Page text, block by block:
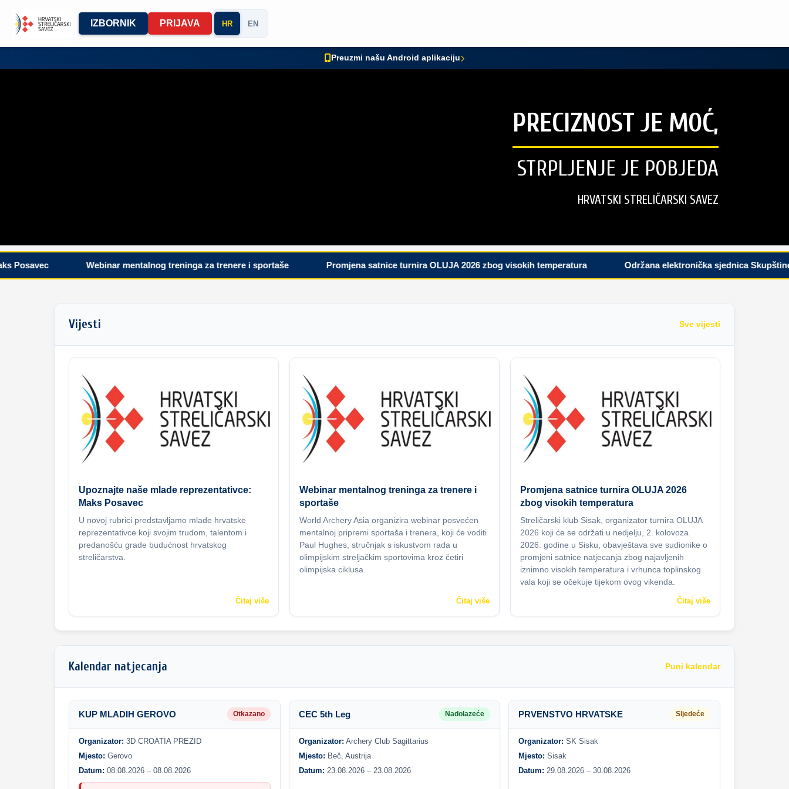
IZBORNIK PRIJAVA HR EN
Preuzmi našu Android aplikaciju
PRECIZNOST JE MOĆ,
STRPLJENJE JE POBJEDA
HRVATSKI STRELIČARSKI SAVEZ
Webinar mentalnog treninga za trenere i sportaše Promjena satnice turnira OLUJA 2026 zbog visokih temperatura Održana elektronička sjednica Skupštine
Vijesti Sve vijesti
Upoznajte naše mlade reprezentativce:
Maks Posavec
U novoj rubrici predstavljamo mlade hrvatske
reprezentativce koji svojim trudom, talentom i
predanošću grade budućnost hrvatskog
streličarstva.
Čitaj više
Webinar mentalnog treninga za trenere i
sportaše
World Archery Asia organizira webinar posvećen
mentalnoj pripremi sportaša i trenera, koji će voditi
Paul Hughes, stručnjak s iskustvom rada u
olimpijskim streljačkim sportovima kroz četiri
olimpijska ciklusa.
Čitaj više
Promjena satnice turnira OLUJA 2026
zbog visokih temperatura
Streličarski klub Sisak, organizator turnira OLUJA
2026 koji će se održati u nedjelju, 2. kolovoza
2026. godine u Sisku, obavještava sve sudionike o
promjeni satnice natjecanja zbog najavljenih
iznimno visokih temperatura i vrhunca toplinskog
vala koji se očekuje tijekom ovog vikenda.
Čitaj više
Kalendar natjecanja Puni kalendar
KUP MLADIH GEROVO Otkazano
Organizator: 3D CROATIA PREZID
Mjesto: Gerovo
Datum: 08.08.2026 – 08.08.2026
CEC 5th Leg Nadolazeće
Organizator: Archery Club Sagittarius
Mjesto: Beč, Austrija
Datum: 23.08.2026 – 23.08.2026
PRVENSTVO HRVATSKE Sljedeće
Organizator: SK Sisak
Mjesto: Sisak
Datum: 29.08.2026 – 30.08.2026